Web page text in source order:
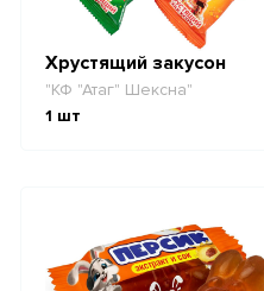
Хрустящий закусон
"КФ "Атаг" Шексна"
1 шт